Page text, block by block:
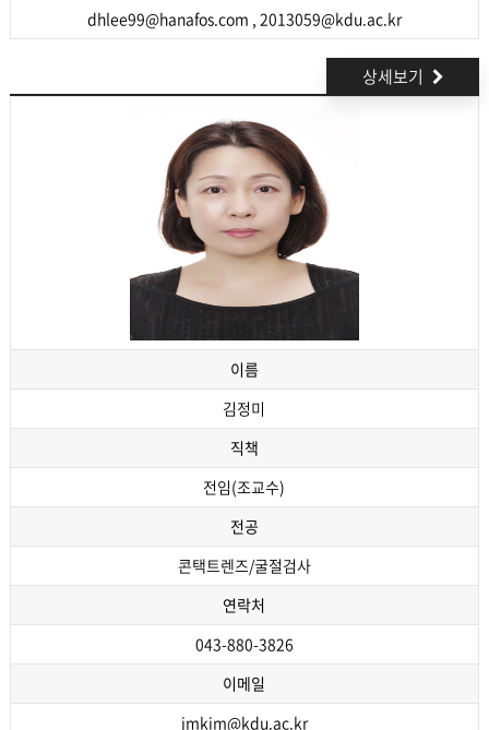
dhlee99@hanafos.com , 2013059@kdu.ac.kr
이름
김정미
직책
전임(조교수)
전공
콘택트렌즈/굴절검사
연락처
043-880-3826
이메일
jmkim@kdu.ac.kr
상세보기